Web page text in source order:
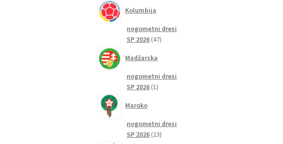
Kolumbija
nogometni dresi
SP 2026 4747
Madžarska
nogometni dresi
SP 2026 11
Maroko
nogometni dresi
SP 2026 2323